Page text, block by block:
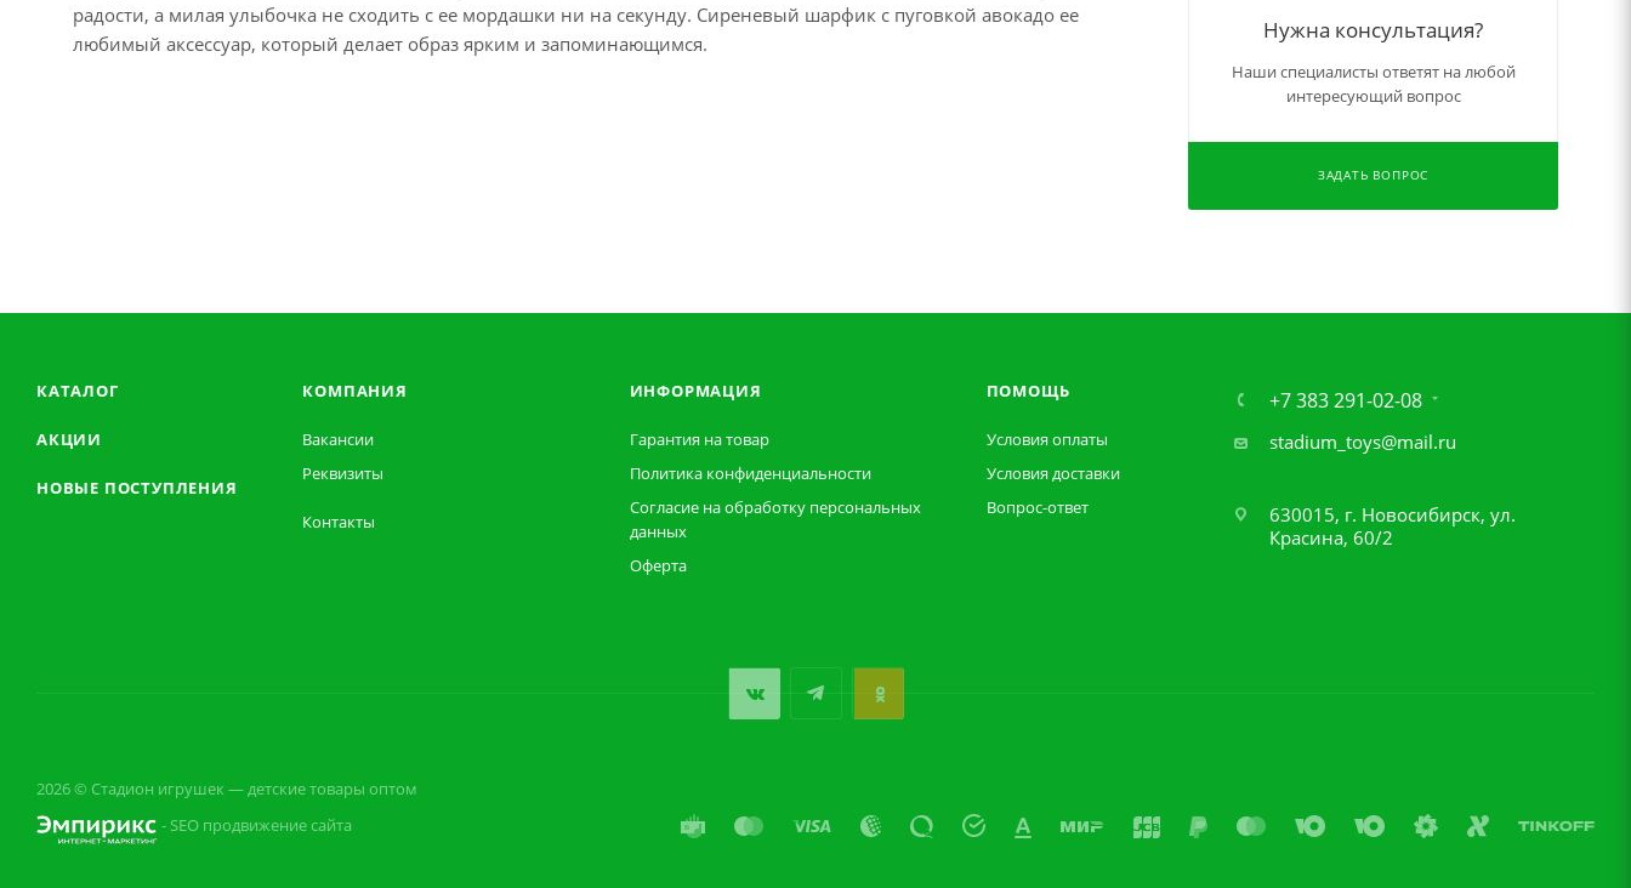
радости, а милая улыбочка не сходить с ее мордашки ни на секунду. Сиреневый шарфик с пуговкой авокадо ее
любимый аксессуар, который делает образ ярким и запоминающимся.
Нужна консультация?
Наши специалисты ответят на любой
интересующий вопрос
ЗАДАТЬ ВОПРОС
КАТАЛОГ
АКЦИИ
НОВЫЕ ПОСТУПЛЕНИЯ
КОМПАНИЯ
Вакансии
Реквизиты
Контакты
ИНФОРМАЦИЯ
Гарантия на товар
Политика конфиденциальности
Согласие на обработку персональных
данных
Оферта
ПОМОЩЬ
Условия оплаты
Условия доставки
Вопрос-ответ
+7 383 291-02-08
stadium_toys@mail.ru
630015, г. Новосибирск, ул.
Красина, 60/2
2026 © Стадион игрушек — детские товары оптом
- SEO продвижение сайта